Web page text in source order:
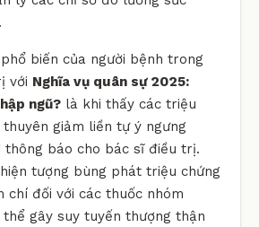
biến của người bệnh trong
với Nghĩa vụ quân sự 2025:
ngũ? là khi thấy các triệu
giảm liền tự ý ngưng
thông báo cho bác sĩ điều trị.
tượng bùng phát triệu chứng
chí đối với các thuốc nhóm
gây suy tuyến thượng thận